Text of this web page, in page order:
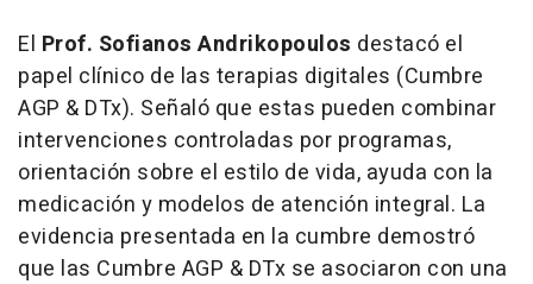
El Prof. Sofianos Andrikopoulos destacó el
papel clínico de las terapias digitales (Cumbre
AGP & DTx). Señaló que estas pueden combinar
intervenciones controladas por programas,
orientación sobre el estilo de vida, ayuda con la
medicación y modelos de atención integral. La
evidencia presentada en la cumbre demostró
que las Cumbre AGP & DTx se asociaron con una